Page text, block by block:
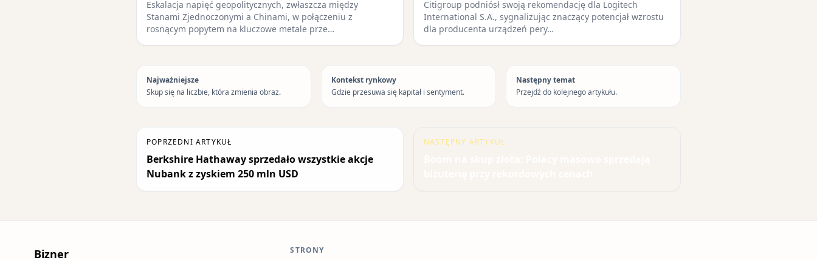
Eskalacja napięć geopolitycznych, zwłaszcza między
Stanami Zjednoczonymi a Chinami, w połączeniu z
rosnącym popytem na kluczowe metale prze…
Citigroup podniósł swoją rekomendację dla Logitech
International S.A., sygnalizując znaczący potencjał wzrostu
dla producenta urządzeń pery…
Najważniejsze
Skup się na liczbie, która zmienia obraz.
Kontekst rynkowy
Gdzie przesuwa się kapitał i sentyment.
Następny temat
Przejdź do kolejnego artykułu.
POPRZEDNI ARTYKUŁ
Berkshire Hathaway sprzedało wszystkie akcje
Nubank z zyskiem 250 mln USD
NASTĘPNY ARTYKUŁ
Bizner STRONY